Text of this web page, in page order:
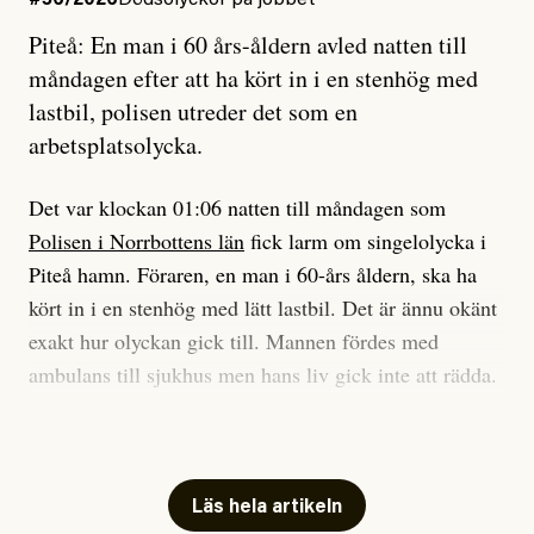
Ett försök till korta svar som jag hoppas kan förtydliga
för Kuhn och Sassarinis-McGowan och andra hur jag
som chefredaktör ser på Dagens ETC:s uppdrag och
roll.
Vi skriver för våra läsare som vill bli informerade,
överraskade, bekräftade, utmanade – och som kräver
att vi granskar allt och alla.
Vi är som sagt en röd, grön och oberoende tidning.
Det betyder en annan journalistik än vad du hittar i
perspektiv och urval. Det handlar däremot aldrig om
att freda någon eller några. Eller, konkret, om att
Jag sökte ljuset och meningen,
efter det som var rent, rätt och sant,
och aldrig såg jag det klarare än
när jag ombord på bussen hjälpte en tant.
#23/2026Intervjun
Jesper Lundby: ”Livet i sig
är ganska politiskt”
Piteå: En man i 60 års-åldern avled natten till
måndagen efter att ha kört in i en stenhög med
lastbil, polisen utreder det som en
arbetsplatsolycka.
Det var klockan 01:06 natten till måndagen som
Polisen i Norrbottens län fick larm om singelolycka i
Piteå hamn. Föraren, en man i 60-års åldern, ska ha
kört in i en stenhög med lätt lastbil. Det är ännu okänt
exakt hur olyckan gick till. Mannen fördes med
ambulans till sjukhus men hans liv gick inte att rädda.
platsen, säger Elis Brännström, RLC-befäl på polisens
Läs hela artikeln